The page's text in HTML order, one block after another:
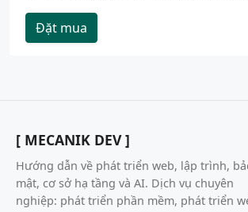
Đặt mua
[ MECANIK DEV ]
Hướng dẫn về phát triển web, lập trình,
mật, cơ sở hạ tầng và AI. Dịch vụ chuyên
nghiệp: phát triển phần mềm, phát triển